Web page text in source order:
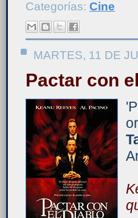
Categorías: Cine
MARTES, 11 DE
Pactar con